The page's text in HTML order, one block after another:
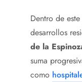
Dentro de
desarrollos
de la
suma
como